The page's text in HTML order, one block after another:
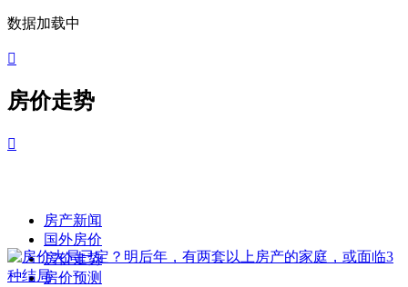
数据加载中

房价走势

房产新闻
国外房价
房价走势
房价预测